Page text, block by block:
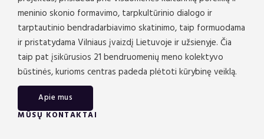
meninio skonio formavimo, tarpkultūrinio dialogo ir
tarptautinio bendradarbiavimo skatinimo, taip formuodama
ir pristatydama Vilniaus įvaizdį Lietuvoje ir užsienyje. Čia
taip pat įsikūrusios 21 bendruomenių meno kolektyvo
būstinės, kurioms centras padeda plėtoti kūrybinę veiklą.
Apie mus
MŪSŲ KONTAKTAI